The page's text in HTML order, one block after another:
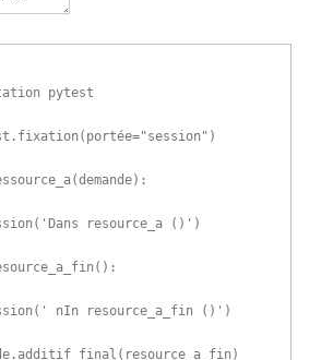
pytest
. fixation ( portée="session" )
(demande) :
( 'Dans resource_a ()' )
( ) :
( ' nIn resource_a_fin ()' )
. additif final ( resource_a_fin )